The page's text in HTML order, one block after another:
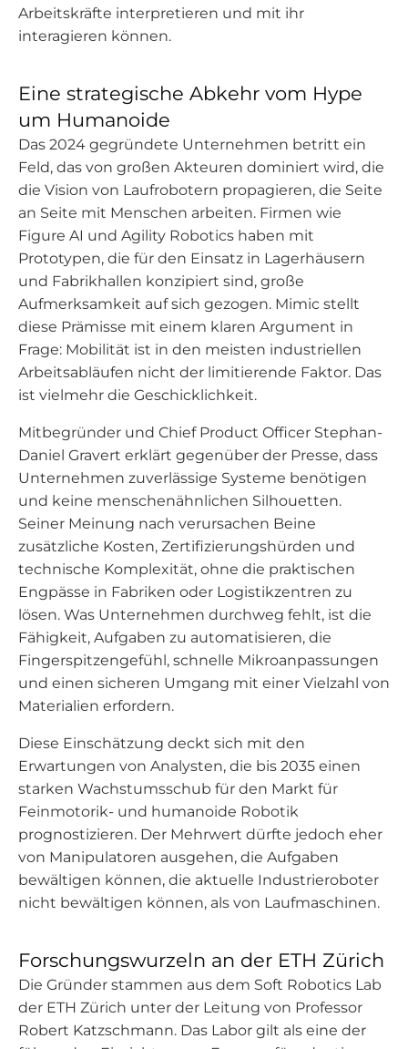
Arbeitskräfte interpretieren und mit ihr
interagieren können.
Eine strategische Abkehr vom Hype
um Humanoide
Das 2024 gegründete Unternehmen betritt ein
Feld, das von großen Akteuren dominiert wird, die
die Vision von Laufrobotern propagieren, die Seite
an Seite mit Menschen arbeiten. Firmen wie
Figure AI und Agility Robotics haben mit
Prototypen, die für den Einsatz in Lagerhäusern
und Fabrikhallen konzipiert sind, große
Aufmerksamkeit auf sich gezogen. Mimic stellt
diese Prämisse mit einem klaren Argument in
Frage: Mobilität ist in den meisten industriellen
Arbeitsabläufen nicht der limitierende Faktor. Das
ist vielmehr die Geschicklichkeit.
Mitbegründer und Chief Product Officer Stephan-
Daniel Gravert erklärt gegenüber der Presse, dass
Unternehmen zuverlässige Systeme benötigen
und keine menschenähnlichen Silhouetten.
Seiner Meinung nach verursachen Beine
zusätzliche Kosten, Zertifizierungshürden und
technische Komplexität, ohne die praktischen
Engpässe in Fabriken oder Logistikzentren zu
lösen. Was Unternehmen durchweg fehlt, ist die
Fähigkeit, Aufgaben zu automatisieren, die
Fingerspitzengefühl, schnelle Mikroanpassungen
und einen sicheren Umgang mit einer Vielzahl von
Materialien erfordern.
Diese Einschätzung deckt sich mit den
Erwartungen von Analysten, die bis 2035 einen
starken Wachstumsschub für den Markt für
Feinmotorik- und humanoide Robotik
prognostizieren. Der Mehrwert dürfte jedoch eher
von Manipulatoren ausgehen, die Aufgaben
bewältigen können, die aktuelle Industrieroboter
nicht bewältigen können, als von Laufmaschinen.
Forschungswurzeln an der ETH Zürich
Die Gründer stammen aus dem Soft Robotics Lab
der ETH Zürich unter der Leitung von Professor
Robert Katzschmann. Das Labor gilt als eine der